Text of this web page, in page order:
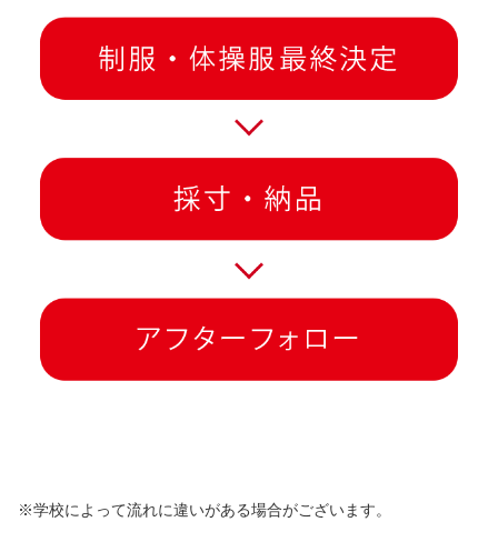
※学校によって流れに違いがある場合がございます。